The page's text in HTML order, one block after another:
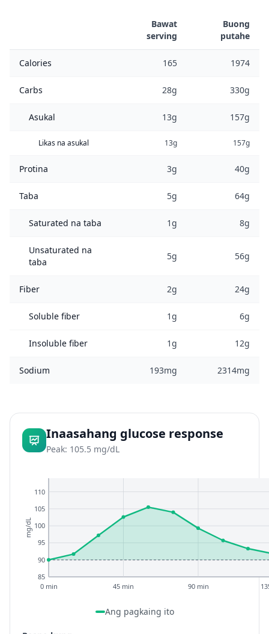
Bawat
serving
Buong
putahe
Calories 165 1974
Carbs 28g 330g
Asukal 13g 157g
Likas na asukal 13g 157g
Protina 3g 40g
Taba 5g 64g
Saturated na taba 1g 8g
Unsaturated na
taba
5g 56g
Fiber 2g 24g
Soluble fiber 1g 6g
Insoluble fiber 1g 12g
Sodium 193mg 2314mg
Inaasahang glucose response
Peak: 105.5 mg/dL
85
90
95
100
105
110
0 min 45 min 90 min
mg/dL
Ang pagkaing ito